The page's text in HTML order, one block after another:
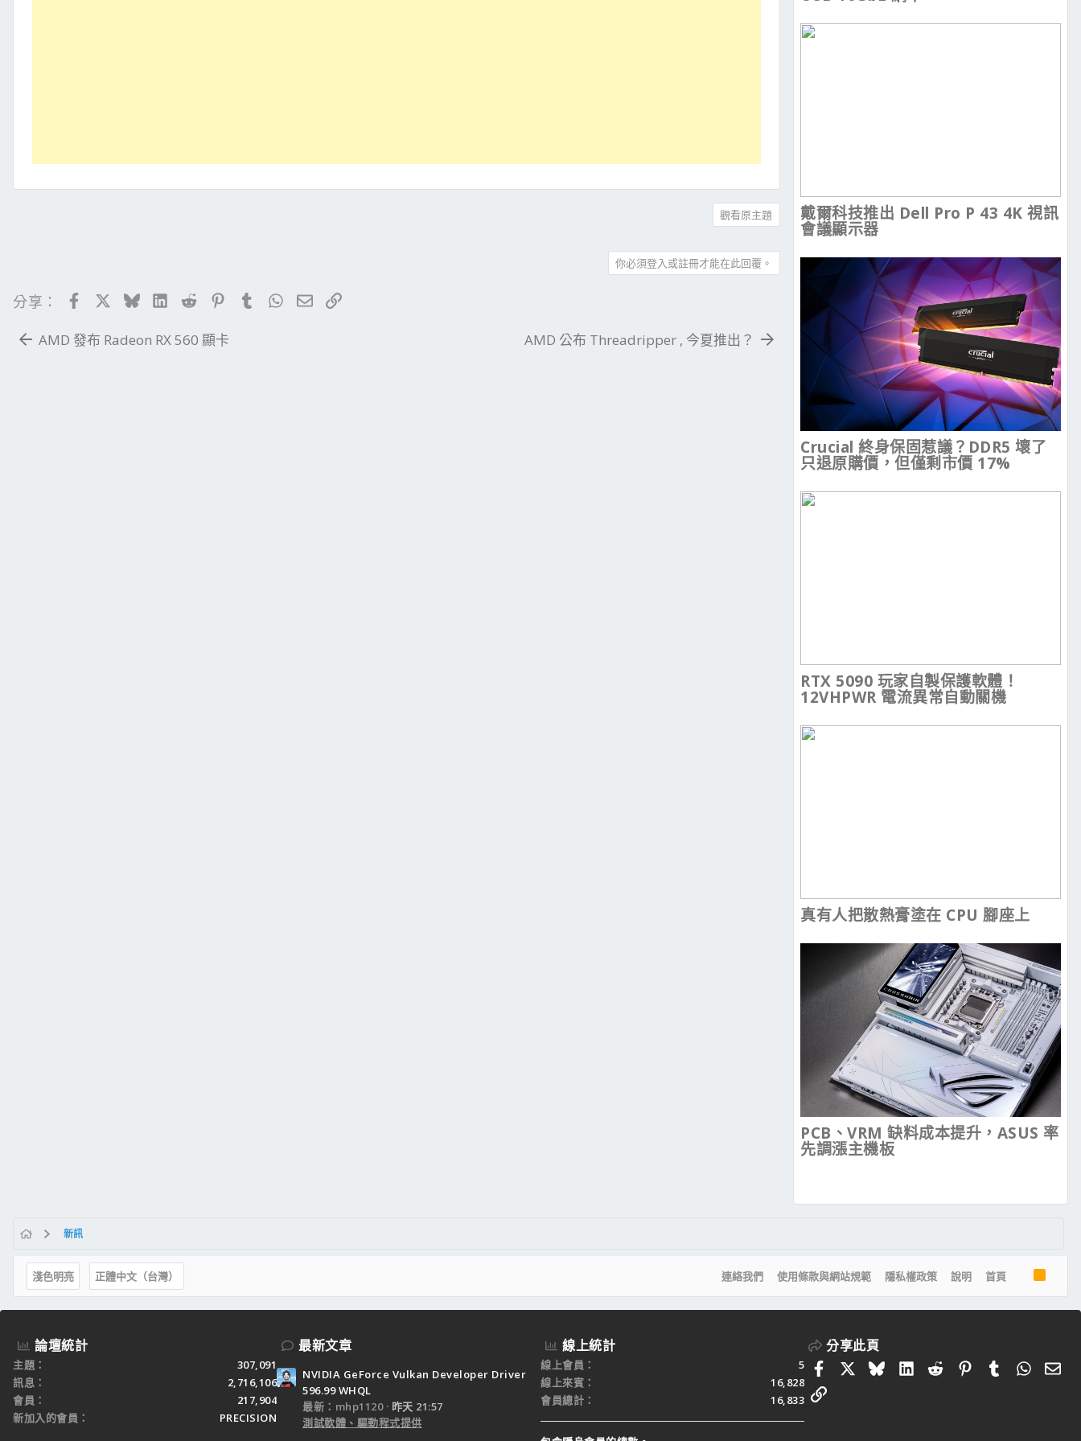
觀看原主題
你必須登入或註冊才能在此回覆。
分享： FacebookBlueskyLinkedIn
RedditPinterestTumblrWhatsApp
電子郵件
連結
AMD 發布 Radeon RX 560 顯卡 AMD 公布 Threadripper , 今夏推出？
戴爾科技推出 Dell Pro P 43 4K 視訊
會議顯示器
Crucial 終身保固惹議？DDR5 壞了
只退原購價，但僅剩市價 17%
RTX 5090 玩家自製保護軟體！
12VHPWR 電流異常自動關機
真有人把散熱膏塗在 CPU 腳座上
PCB、VRM 缺料成本提升，ASUS 率
先調漲主機板
新訊
淺色明亮 正體中文（台灣） 連絡我們 使用條款與網站規範 隱私權政策 說明 首頁
S
論壇統計
主題
307,091
訊息
2,716,106
會員
217,904
新加入的會員
PRECISION
最新文章
NVIDIA GeForce Vulkan Developer Driver
596.99 WHQL
最新：mhp1120
昨天 21:57
測試軟體、驅動程式提供
線上統計
線上會員
5
線上來賓
16,828
會員總計
16,833
分享此頁
FacebookBlueskyLinkedIn
RedditPinterestTumblr 電
連結